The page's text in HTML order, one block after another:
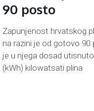
90 posto
Zapunjenost hrvatskog
na razini je od gotovo 90
je u njega dosad
(kWh) kilowatsati plina